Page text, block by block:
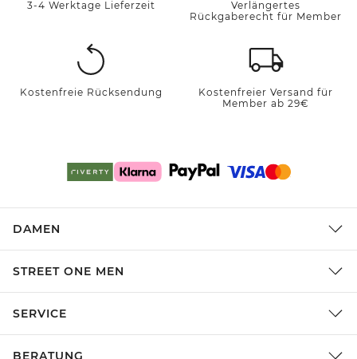
3-4 Werktage Lieferzeit
Verlängertes
Rückgaberecht für Member
Kostenfreie Rücksendung
Kostenfreier Versand für
Member ab 29€
DAMEN
STREET ONE MEN
SERVICE
BERATUNG